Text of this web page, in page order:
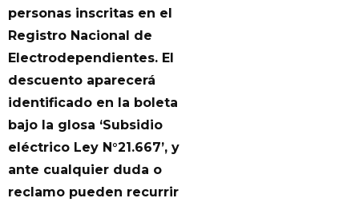
personas inscritas en el
Registro Nacional de
Electrodependientes. El
descuento aparecerá
identificado en la boleta
bajo la glosa ‘Subsidio
eléctrico Ley N°21.667’, y
ante cualquier duda o
reclamo pueden recurrir